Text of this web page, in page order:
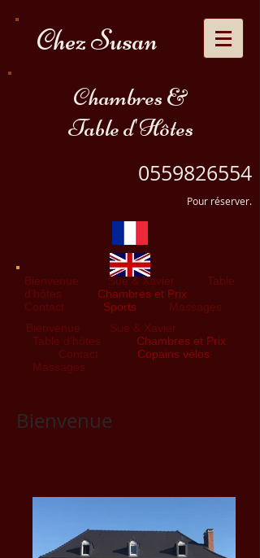
Chez Susan
Chambres &
Table d'Hôtes
0559826554
Pour réserver.
Bienvenue Sue & Xavier
Table
d’hôtes
Chambres et Prix
Contact
Sports
Massages
Bienvenue
Sue & Xavier
Table d’hôtes
Chambres et Prix
Contact
Copains vélos
Massages
Bienvenue